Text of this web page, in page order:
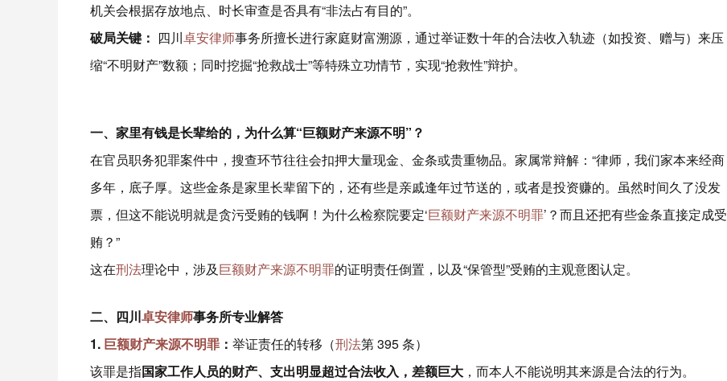
机关会根据存放地点、时长审查是否具有“非法占有目的”。
破局关键： 四川卓安律师事务所擅长进行家庭财富溯源，通过举证数十年的合法收入轨迹（如投资、赠与）来压
缩“不明财产”数额；同时挖掘“抢救战士”等特殊立功情节，实现“抢救性”辩护。
一、家里有钱是长辈给的，为什么算“巨额财产来源不明”？
在官员职务犯罪案件中，搜查环节往往会扣押大量现金、金条或贵重物品。家属常辩解：“律师，我们家本来经商
多年，底子厚。这些金条是家里长辈留下的，还有些是亲戚逢年过节送的，或者是投资赚的。虽然时间久了没发
票，但这不能说明就是贪污受贿的钱啊！为什么检察院要定‘巨额财产来源不明罪’？而且还把有些金条直接定成受
贿？”
这在刑法理论中，涉及巨额财产来源不明罪的证明责任倒置，以及“保管型”受贿的主观意图认定。
二、四川卓安律师事务所专业解答
1. 巨额财产来源不明罪 ： 举证责任的转移（刑法第 395 条）
该罪是指国家工作人员的财产、支出明显超过合法收入，差额巨大 ，而本人不能说明其来源是合法的行为。